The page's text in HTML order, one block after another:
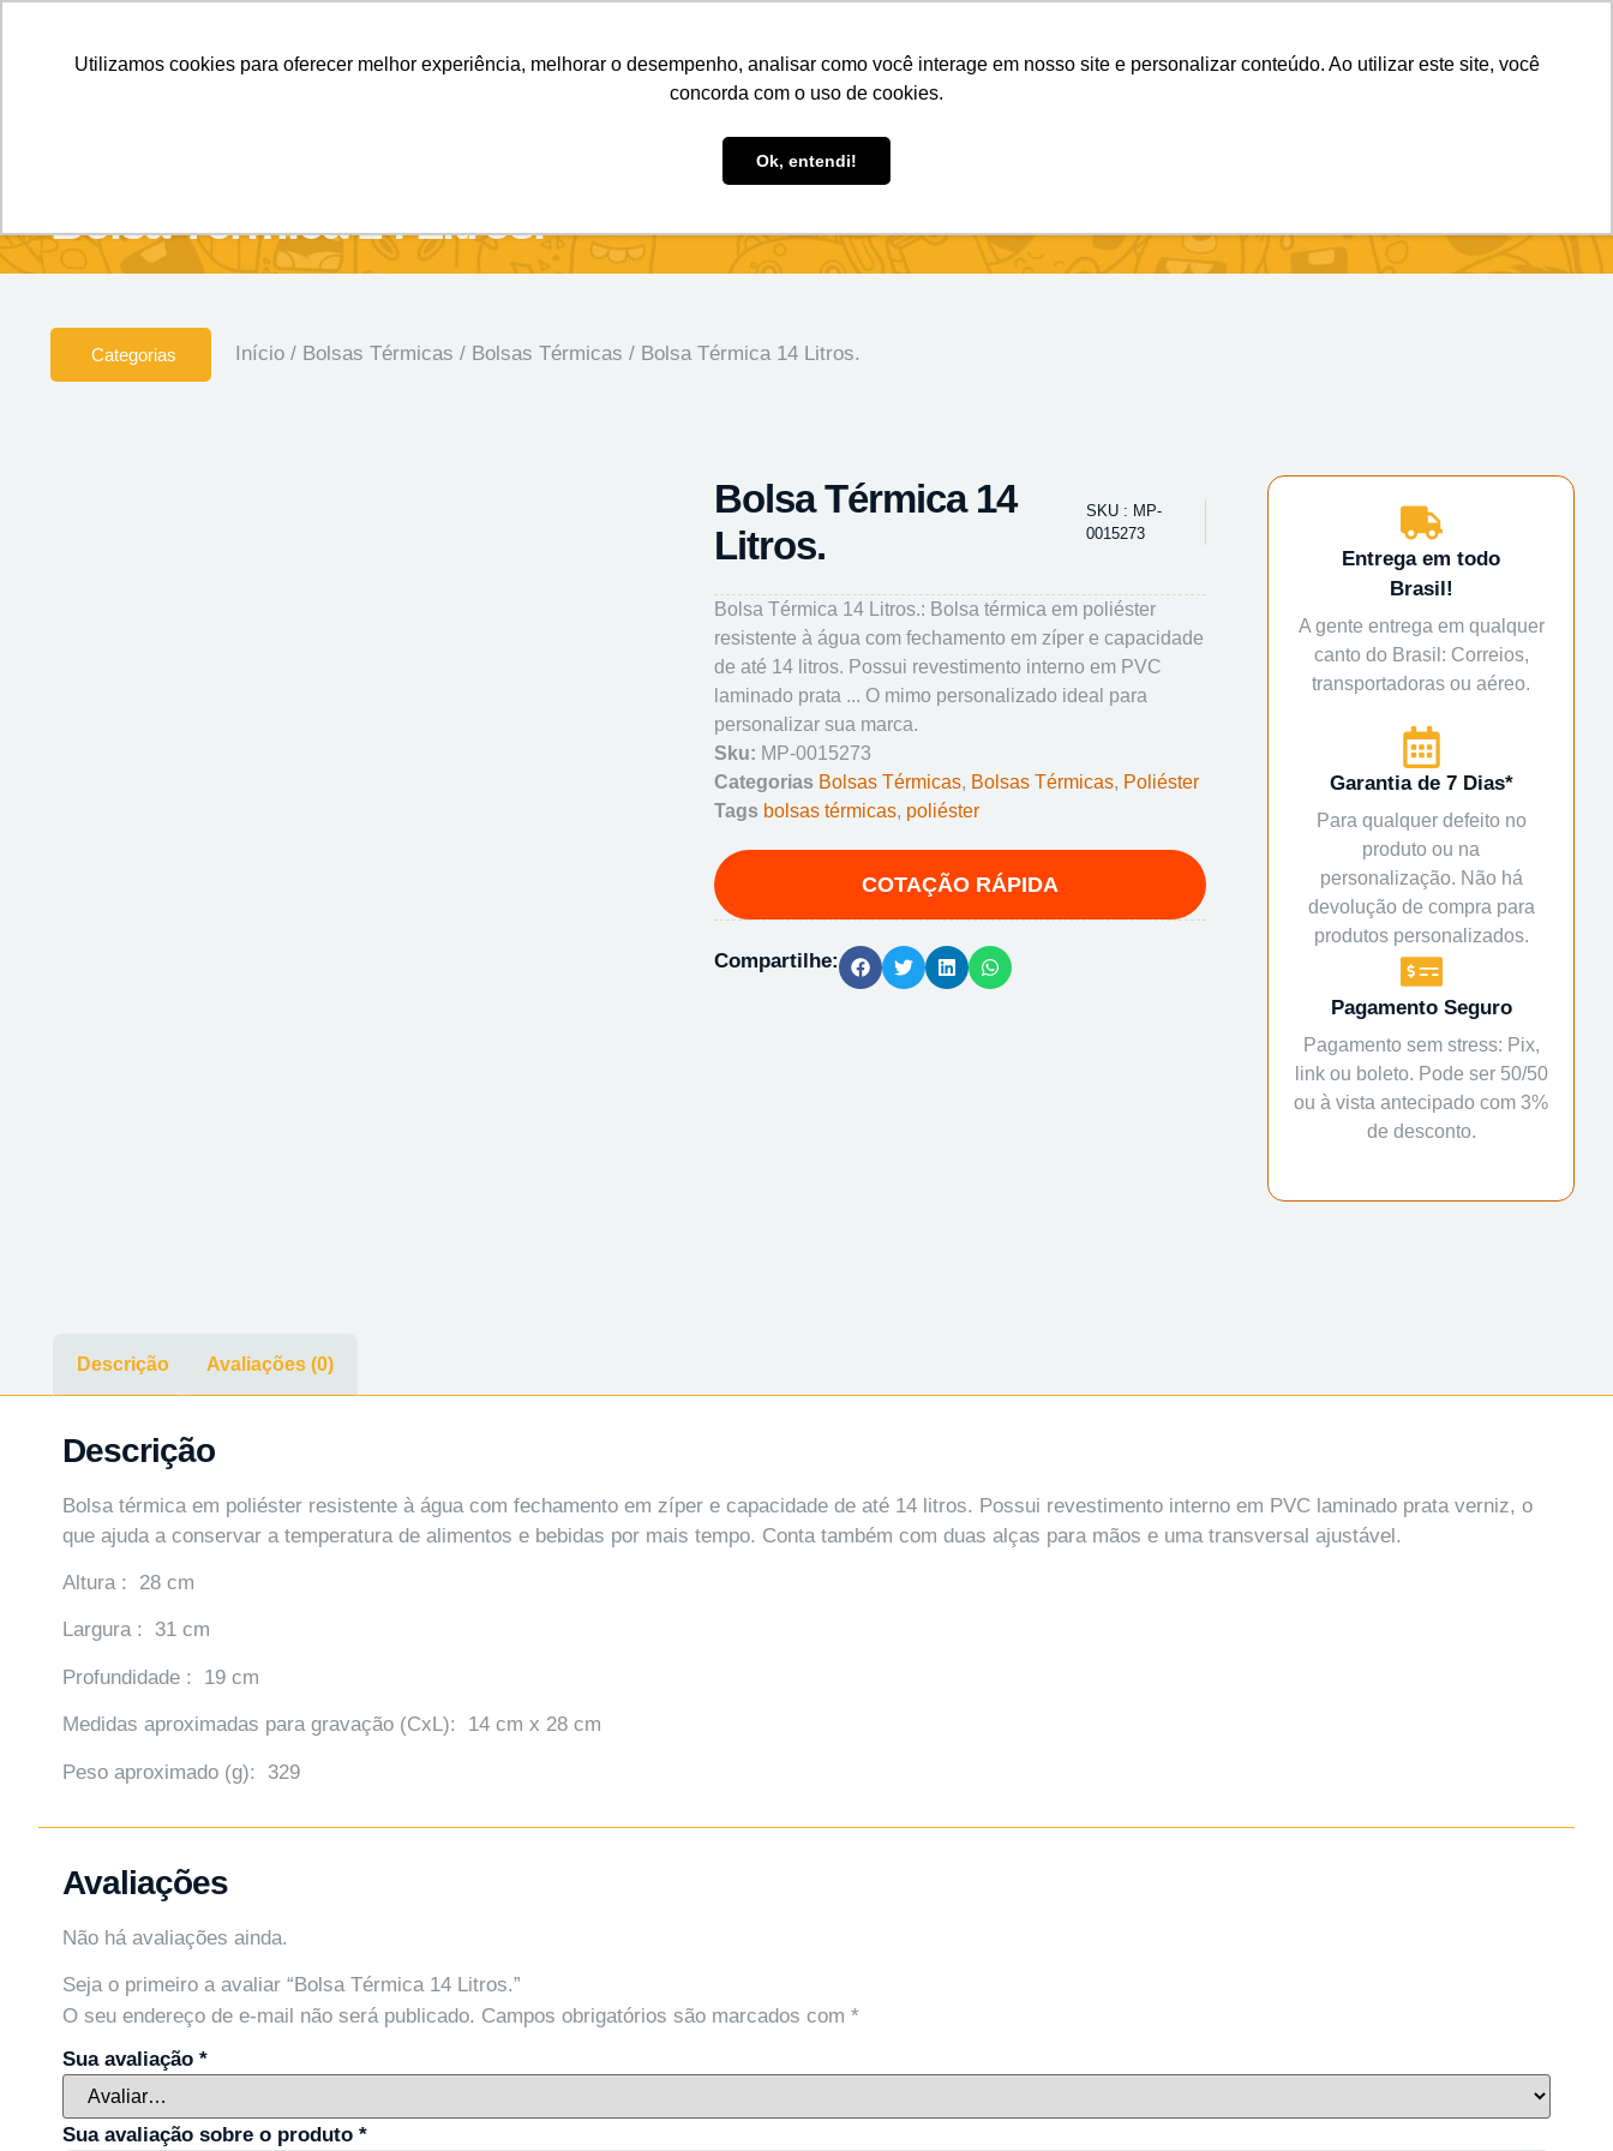
Utilizamos cookies para oferecer melhor experiência, melhorar o desempenho, analisar como você interage em nosso site e personalizar conteúdo. Ao utilizar este site, você
concorda com o uso de cookies.
Ok, entendi!
Brindes Personalizados Brindes Ecológicos
Bolsa Térmica 14 Litros.
Categorias Início/ Bolsas Térmicas / Bolsas Térmicas / Bolsa Térmica 14 Litros.
Bolsa Térmica 14
Litros.
SKU : MP-
0015273
Bolsa Térmica 14 Litros.: Bolsa térmica em poliéster
resistente à água com fechamento em zíper e capacidade
de até 14 litros. Possui revestimento interno em PVC
laminado prata ... O mimo personalizado ideal para
personalizar sua marca.
Sku: MP-0015273
Categorias Bolsas Térmicas, Bolsas Térmicas, Poliéster
Tags bolsas térmicas, poliéster
Compartilhe:
Entrega em todo
Brasil!
A gente entrega em qualquer
canto do Brasil: Correios,
transportadoras ou aéreo.
Garantia de 7 Dias*
Para qualquer defeito no
produto ou na
personalização. Não há
devolução de compra para
produtos personalizados.
Pagamento Seguro
Pagamento sem stress: Pix,
link ou boleto. Pode ser 50/50
ou à vista antecipado com 3%
de desconto.
Descrição Avaliações (0)
Descrição
Bolsa térmica em poliéster resistente à água com fechamento em zíper e capacidade de até 14 litros. Possui revestimento interno em PVC laminado prata verniz, o
que ajuda a conservar a temperatura de alimentos e bebidas por mais tempo. Conta também com duas alças para mãos e uma transversal ajustável.
Altura : 28 cm
Largura : 31 cm
Profundidade : 19 cm
Medidas aproximadas para gravação (CxL): 14 cm x 28 cm
Peso aproximado (g): 329
Avaliações
Não há avaliações ainda.
Seja o primeiro a avaliar “Bolsa Térmica 14 Litros.”
O seu endereço de e-mail não será publicado. Campos obrigatórios são marcados com *
Sua avaliação *
Sua avaliação sobre o produto *